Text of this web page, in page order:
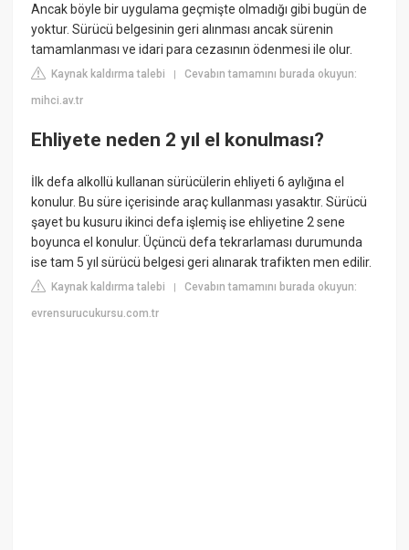
Ancak böyle bir uygulama geçmişte olmadığı gibi bugün de
yoktur. Sürücü belgesinin geri alınması ancak sürenin
tamamlanması ve idari para cezasının ödenmesi ile olur.
Kaynak kaldırma talebi |Cevabın tamamını burada okuyun:
mihci.av.tr
Ehliyete neden 2 yıl el konulması?
İlk defa alkollü kullanan sürücülerin ehliyeti 6 aylığına el
konulur. Bu süre içerisinde araç kullanması yasaktır. Sürücü
şayet bu kusuru ikinci defa işlemiş ise ehliyetine 2 sene
boyunca el konulur. Üçüncü defa tekrarlaması durumunda
ise tam 5 yıl sürücü belgesi geri alınarak trafikten men edilir.
Kaynak kaldırma talebi |Cevabın tamamını burada okuyun:
evrensurucukursu.com.tr